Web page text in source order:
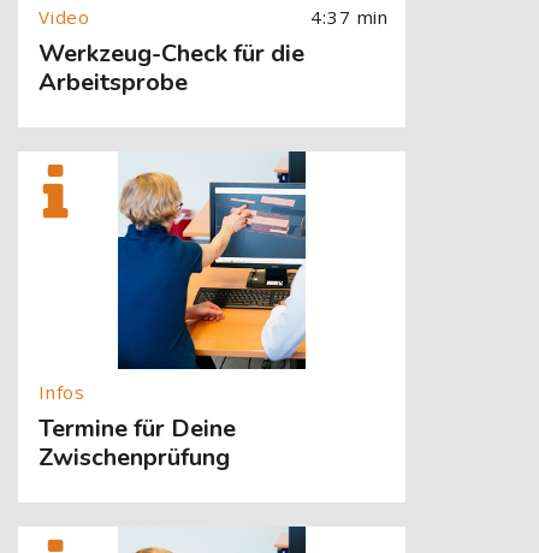
4:37 min
Werkzeug-Check für die
Arbeitsprobe
[Cocoon] About (Text with Image) überspringen
Termine für Deine
Zwischenprüfung
[Cocoon] About (Text with Image) überspringen